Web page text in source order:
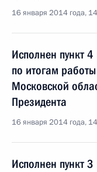
16 января 2014 года,
Исполнен пункт
по итогам
Московской
Президента
16 января 2014 года,
Исполнен пункт